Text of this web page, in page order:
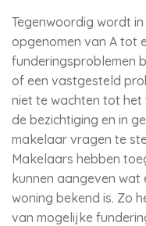
Tegenwoordig wordt
opgenomen van A tot
funderingsproblemen
of een vastgesteld
niet te wachten tot
de bezichtiging en in
makelaar vragen te
Makelaars hebben
kunnen aangeven
woning bekend is. Zo
van mogelijke